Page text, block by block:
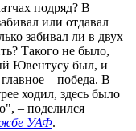
подряд? В
или отдавал
забивал ли в двух
Такого не было,
Ювентусу был, и
– победа. В
ходил, здесь было
– поделился
УАФ.